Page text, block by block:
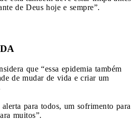
de Deus hoje e sempre”.
que “essa epidemia também
de mudar de vida e criar um
para todos, um sofrimento para
muitos”.